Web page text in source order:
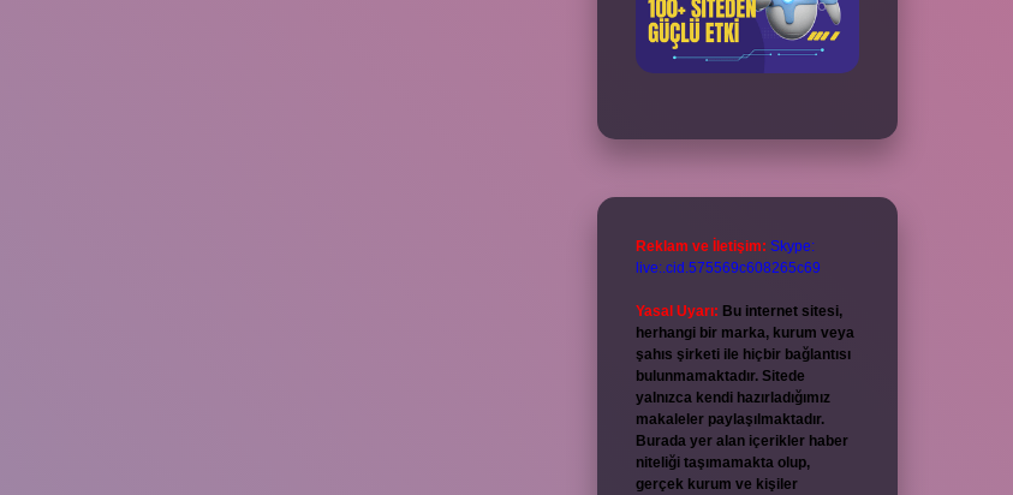
Reklam ve İletişim: Skype:
live:.cid.575569c608265c69
Yasal Uyarı: Bu internet sitesi,
herhangi bir marka, kurum veya
şahıs şirketi ile hiçbir bağlantısı
bulunmamaktadır. Sitede
yalnızca kendi hazırladığımız
makaleler paylaşılmaktadır.
Burada yer alan içerikler haber
niteliği taşımamakta olup,
gerçek kurum ve kişiler